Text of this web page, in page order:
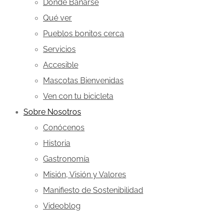
Dónde Bañarse
Qué ver
Pueblos bonitos cerca
Servicios
Accesible
Mascotas Bienvenidas
Ven con tu bicicleta
Sobre Nosotros
Conócenos
Historia
Gastronomía
Misión, Visión y Valores
Manifiesto de Sostenibilidad
Videoblog